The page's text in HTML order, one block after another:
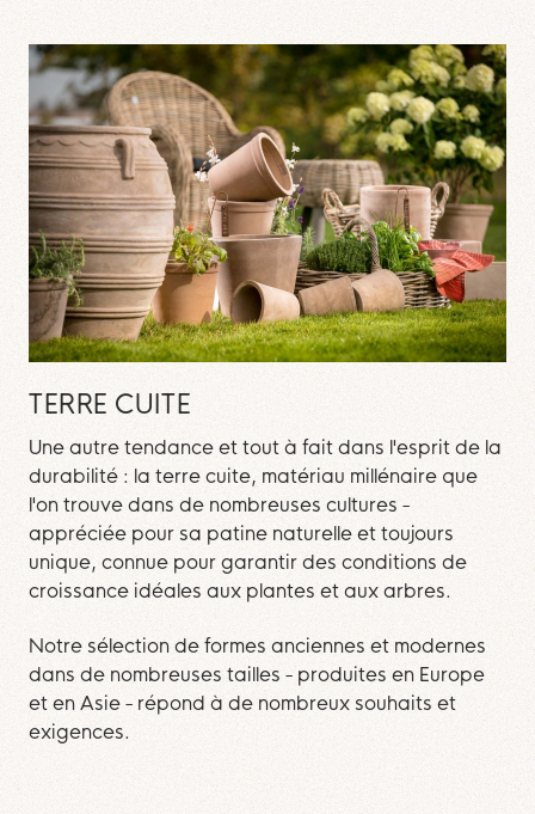
TERRE CUITE
Une autre tendance et tout à fait dans l'esprit de la
durabilité : la terre cuite, matériau millénaire que
l'on trouve dans de nombreuses cultures -
appréciée pour sa patine naturelle et toujours
unique, connue pour garantir des conditions de
croissance idéales aux plantes et aux arbres.
Notre sélection de formes anciennes et modernes
dans de nombreuses tailles - produites en Europe
et en Asie - répond à de nombreux souhaits et
exigences.